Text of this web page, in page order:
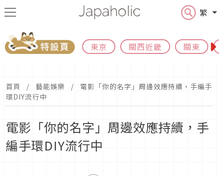
繁
東京 關西近畿 關東
首頁 藝能娛樂
電影「你的名字」周邊效應持續，手編手
環DIY流行中
電影「你的名字」周邊效應持續，手
編手環DIY流行中